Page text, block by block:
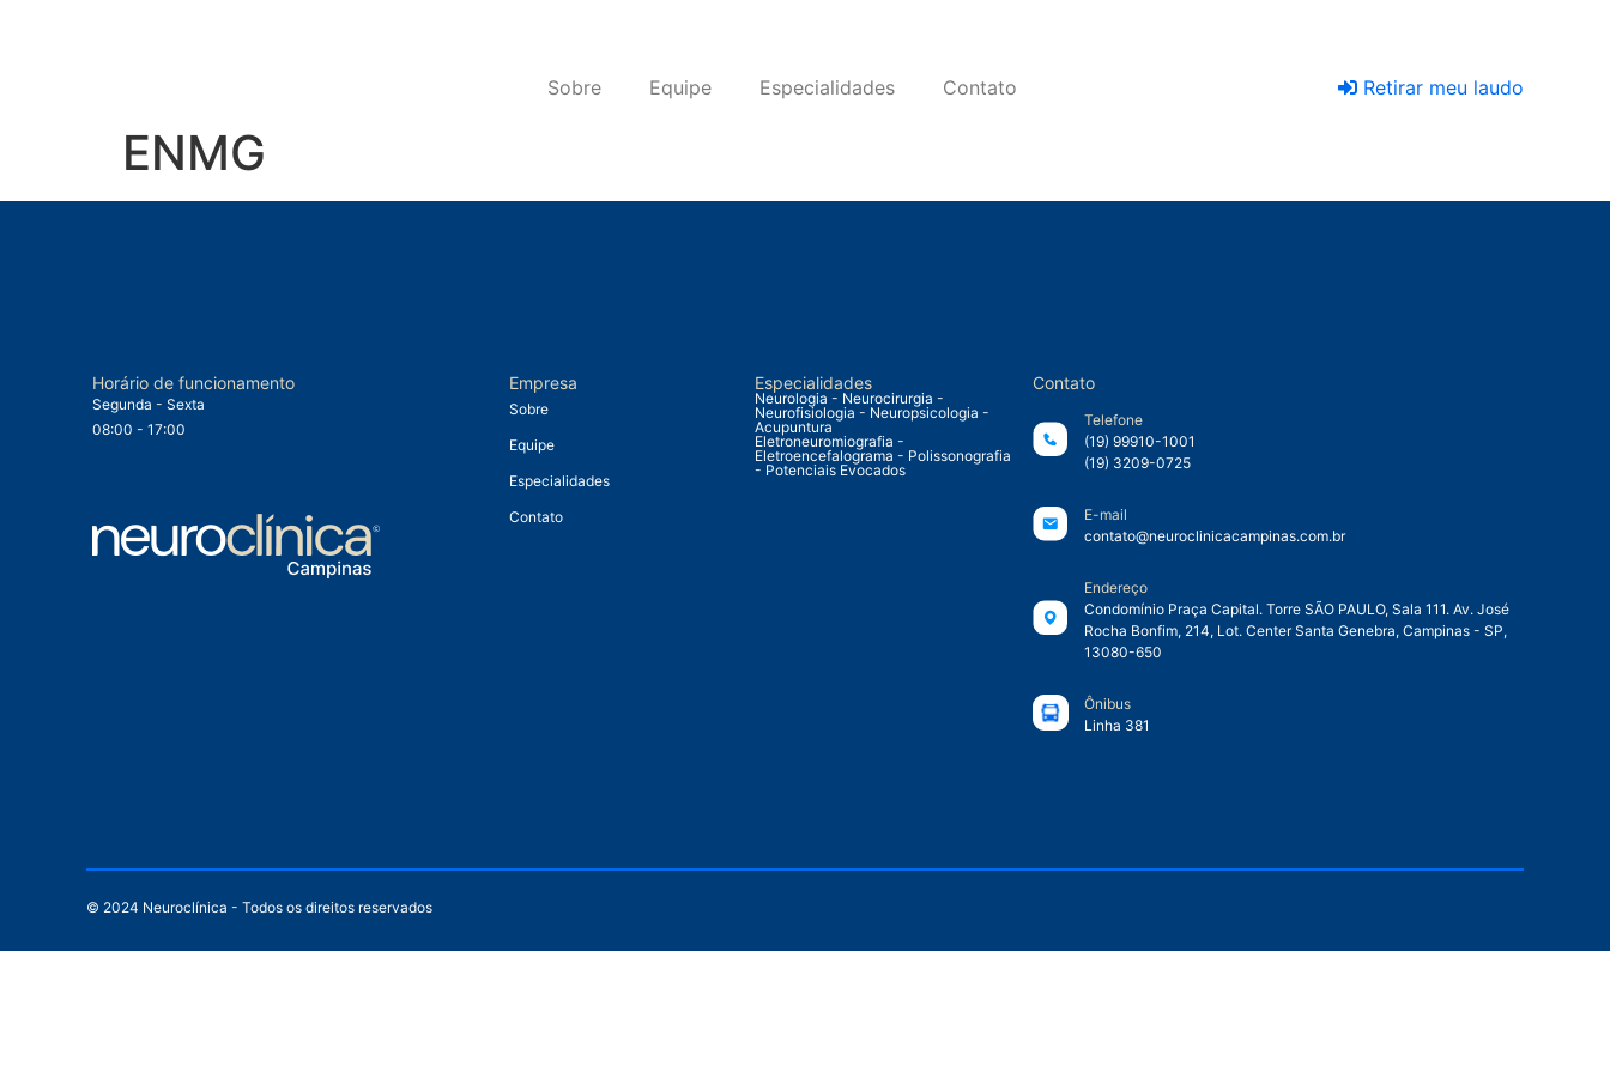
Sobre Equipe Especialidades Contato Retirar meu laudo
ENMG
Horário de funcionamento
Segunda - Sexta
08:00 - 17:00
Empresa
Sobre
Equipe
Especialidades
Contato
Especialidades
Neurologia - Neurocirurgia -
Neurofisiologia - Neuropsicologia -
Acupuntura
Eletroneuromiografia -
Eletroencefalograma - Polissonografia
- Potenciais Evocados
Contato
Telefone
(19) 99910-1001
(19) 3209-0725
E-mail
contato@neuroclinicacampinas.com.br
Endereço
Condomínio Praça Capital. Torre SÃO PAULO, Sala 111. Av. José
Rocha Bonfim, 214, Lot. Center Santa Genebra, Campinas - SP,
13080-650
Ônibus
Linha 381
© 2024 Neuroclínica - Todos os direitos reservados